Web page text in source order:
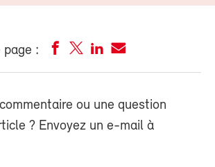
page :
ou une question
? Envoyez un e-mail à